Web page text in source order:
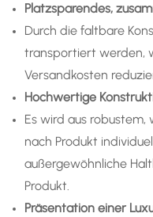
Platzsparendes,
Durch die faltbare
transportiert werden,
Versandkosten
Hochwertige
Es wird aus
nach Produkt
außergewöhnliche
Produkt.
Präsentation einer